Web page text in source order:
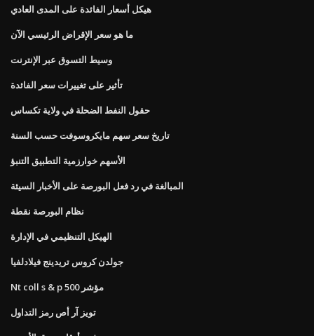
هيكل أسعار الفائدة على المدى العادي
ما هو سعر الإقراض الرئيسي الآن
وسيط التسوق عبر الإنترنت
تأثير على تغييرات سعر الفائدة
حقول النفط الضحلة في ولاية تكساس
تاريخ سعر سهم مايكروسوفت حسب السنة
الأسهم خوارزمية التطبيق التنبؤ
المبالغة في رد فعل البورصة على الأخبار السيئة
نظام البورصة نقطة
الهيكل التنظيمي في الإدارة
جولدن كروس تريدينج فيلادلفيا
Nt coll s & p 500 مؤشر
تويز آر أص رمز التداول